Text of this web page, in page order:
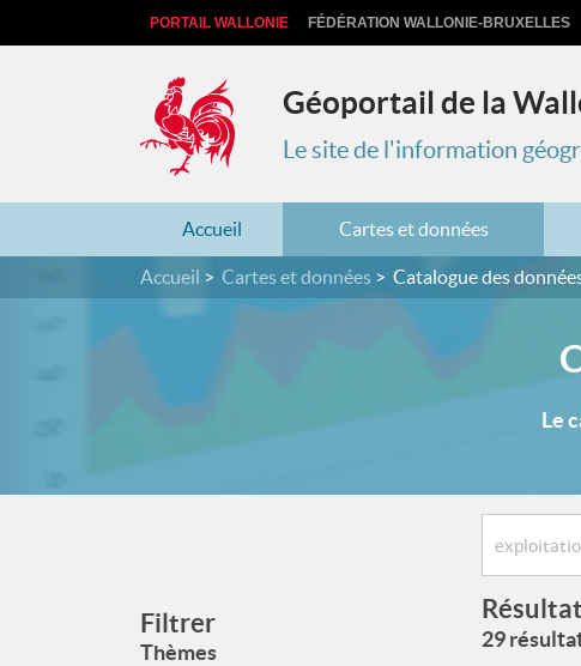
PORTAIL WALLONIE FÉDÉRATION WALLONIE-BRUXELLES
Géoportail de la
Le site de l'information
Accueil Cartes et données
Accueil Cartes et données Catalogue des
Le
Filtrer
Thèmes
29